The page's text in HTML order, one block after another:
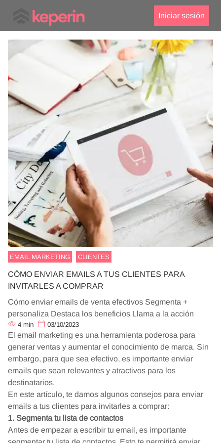
Iniciar sesión
EMAIL MARKETING CLIENTES
CÓMO ENVIAR EMAILS A TUS CLIENTES PARA
INVITARLES A COMPRAR
Cómo enviar emails de venta efectivos Segmenta +
personaliza Destaca los beneficios Llama a la acción
4 min 03/10/2023
El email marketing es una herramienta poderosa para
generar ventas y aumentar el conocimiento de marca. Sin
embargo, para que sea efectivo, es importante enviar
emails que sean relevantes y atractivos para los
destinatarios.
En este artículo, te damos algunos consejos para enviar
emails a tus clientes para invitarles a comprar:
1. Segmenta tu lista de contactos
Antes de empezar a escribir tu email, es importante